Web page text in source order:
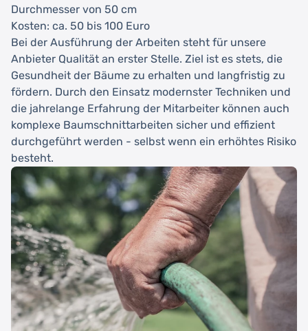
Durchmesser von 50 cm
Kosten: ca. 50 bis 100 Euro
Bei der Ausführung der Arbeiten steht für unsere
Anbieter Qualität an erster Stelle. Ziel ist es stets, die
Gesundheit der Bäume zu erhalten und langfristig zu
fördern. Durch den Einsatz modernster Techniken und
die jahrelange Erfahrung der Mitarbeiter können auch
komplexe Baumschnittarbeiten sicher und effizient
durchgeführt werden - selbst wenn ein erhöhtes Risiko
besteht.